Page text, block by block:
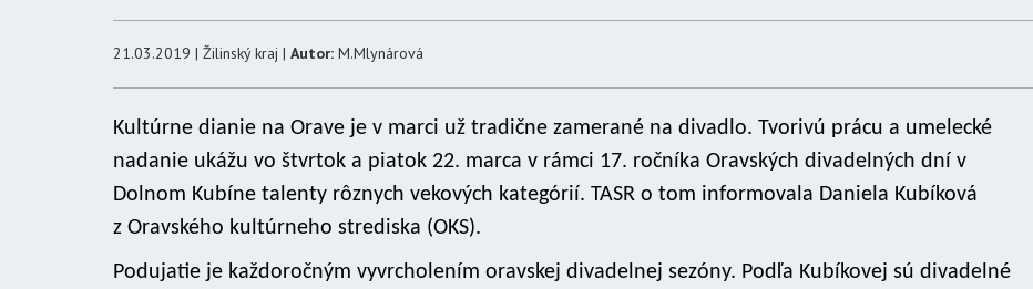
21.03.2019 | Žilinský kraj | Autor: M.Mlynárová
Kultúrne dianie na Orave je v marci už tradične zamerané na divadlo. Tvorivú prácu a umelecké
nadanie ukážu vo štvrtok a piatok 22. marca v rámci 17. ročníka Oravských divadelných dní v
Dolnom Kubíne talenty rôznych vekových kategórií. TASR o tom informovala Daniela Kubíková
z Oravského kultúrneho strediska (OKS).
Podujatie je každoročným vyvrcholením oravskej divadelnej sezóny. Podľa Kubíkovej sú divadelné